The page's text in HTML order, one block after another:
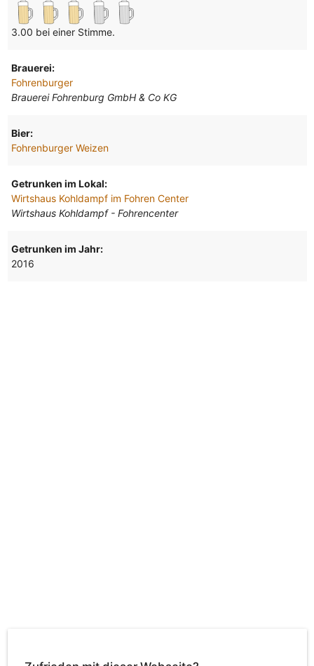
3.00 bei einer Stimme.
Brauerei:
Fohrenburger
Brauerei Fohrenburg GmbH & Co KG
Bier:
Fohrenburger Weizen
Getrunken im Lokal:
Wirtshaus Kohldampf im Fohren Center
Wirtshaus Kohldampf - Fohrencenter
Getrunken im Jahr:
2016